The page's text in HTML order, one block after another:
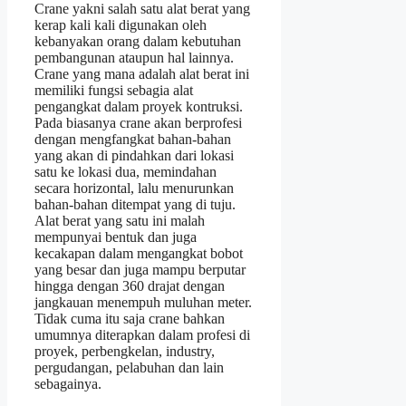
Crane yakni salah satu alat berat yang
kerap kali kali digunakan oleh
kebanyakan orang dalam kebutuhan
pembangunan ataupun hal lainnya.
Crane yang mana adalah alat berat ini
memiliki fungsi sebagia alat
pengangkat dalam proyek kontruksi.
Pada biasanya crane akan berprofesi
dengan mengfangkat bahan-bahan
yang akan di pindahkan dari lokasi
satu ke lokasi dua, memindahan
secara horizontal, lalu menurunkan
bahan-bahan ditempat yang di tuju.
Alat berat yang satu ini malah
mempunyai bentuk dan juga
kecakapan dalam mengangkat bobot
yang besar dan juga mampu berputar
hingga dengan 360 drajat dengan
jangkauan menempuh muluhan meter.
Tidak cuma itu saja crane bahkan
umumnya diterapkan dalam profesi di
proyek, perbengkelan, industry,
pergudangan, pelabuhan dan lain
sebagainya.